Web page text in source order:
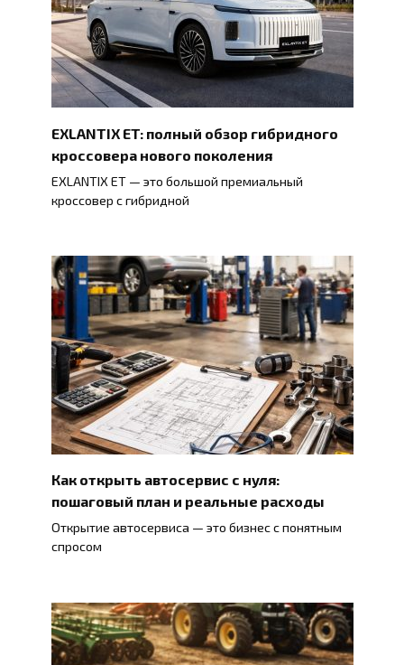
EXLANTIX ET: полный обзор гибридного
кроссовера нового поколения
EXLANTIX ET — это большой премиальный
кроссовер с гибридной
Как открыть автосервис с нуля:
пошаговый план и реальные расходы
Открытие автосервиса — это бизнес с понятным
спросом